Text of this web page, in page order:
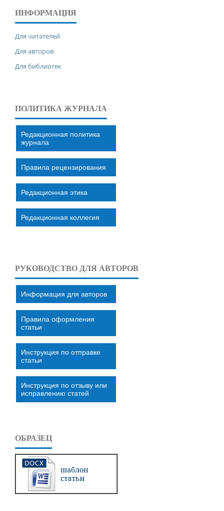
ИНФОРМАЦИЯ
Для читателей
Для авторов
Для библиотек
ПОЛИТИКА ЖУРНАЛА
Редакционная политика
журнала
Правила рецензирования
Редакционная этика
Редакционная коллегия
РУКОВОДСТВО ДЛЯ АВТОРОВ
Информация для авторов
Правила оформления
статьи
Инструкция по отправке
статьи
Инструкция по отзыву или
исправлению статей
ОБРАЗЕЦ